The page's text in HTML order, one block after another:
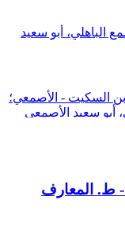
الباهلي، أبو سعيد
السكيت - الأصمعي؛
أبو سعيد الأصمعي
ط. المعارف